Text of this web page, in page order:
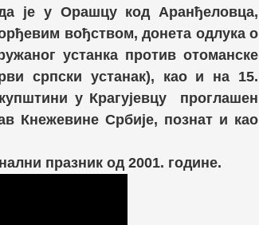
је у Орашцу код Аранђеловца,
вођством, донета одлука о
устанка против отоманске
српски устанак), као и на 15.
у Крагујевцу проглашен
Кнежевине Србије, познат и као
празник од 2001. године.